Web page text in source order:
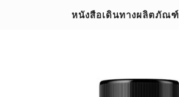
หนังสือเดินทางผลิตภัณฑ์